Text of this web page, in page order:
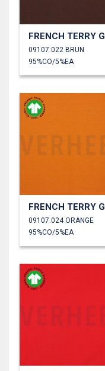
09107.022 BRUN
95%CO/5%EA
09107.024 ORANGE
95%CO/5%EA